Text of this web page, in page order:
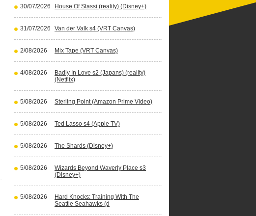
30/07/2026 House Of Stassi (reality) (Disney+)
31/07/2026 Van der Valk s4 (VRT Canvas)
2/08/2026 Mix Tape (VRT Canvas)
4/08/2026
Badly In Love s2 (Japans) (reality)
(Netflix)
5/08/2026 Sterling Point (Amazon Prime Video)
5/08/2026 Ted Lasso s4 (Apple TV)
5/08/2026 The Shards (Disney+)
5/08/2026
Wizards Beyond Waverly Place s3
(Disney+)
5/08/2026
Hard Knocks: Training With The
Seattle Seahawks (d